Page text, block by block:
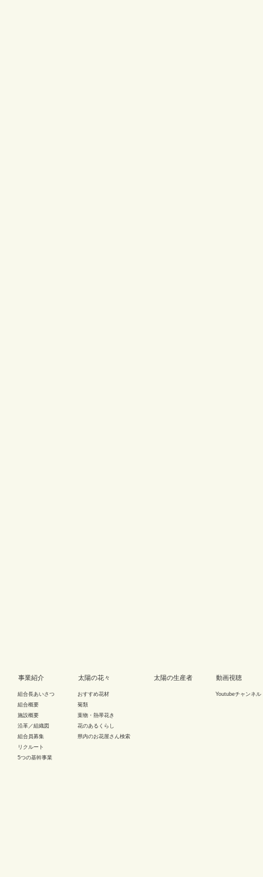
事業紹介
組合長あいさつ
組合概要
施設概要
沿革／組織図
組合員募集
リクルート
5つの基幹事業
太陽の花々
おすすめ花材
菊類
葉物・熱帯花き
花のあるくらし
県内のお花屋さん検索
太陽の生産者 動画視聴
Youtubeチャンネル